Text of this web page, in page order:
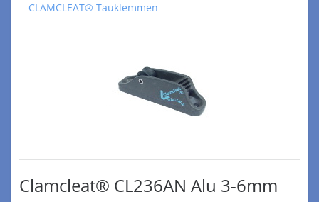
CLAMCLEAT® Tauklemmen
Clamcleat® CL236AN Alu 3-6mm